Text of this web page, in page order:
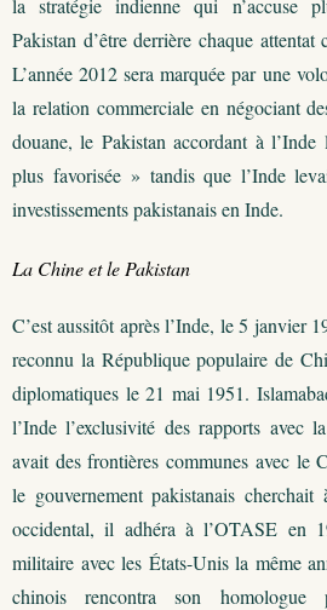
la stratégie indienne qui n’accuse
Pakistan d’être derrière chaque
L’année 2012 sera marquée par une
la relation commerciale en négociant
douane, le Pakistan accordant à
plus favorisée » tandis que l’Inde
investissements pakistanais en Inde.
La Chine et le Pakistan
C’est aussitôt après l’Inde, le 5 janvier
reconnu la République populaire de
diplomatiques le 21 mai 1951.
l’Inde l’exclusivité des rapports avec
avait des frontières communes avec le
le gouvernement pakistanais
occidental, il adhéra à l’OTASE en
militaire avec les États-Unis la même
chinois rencontra son homologue